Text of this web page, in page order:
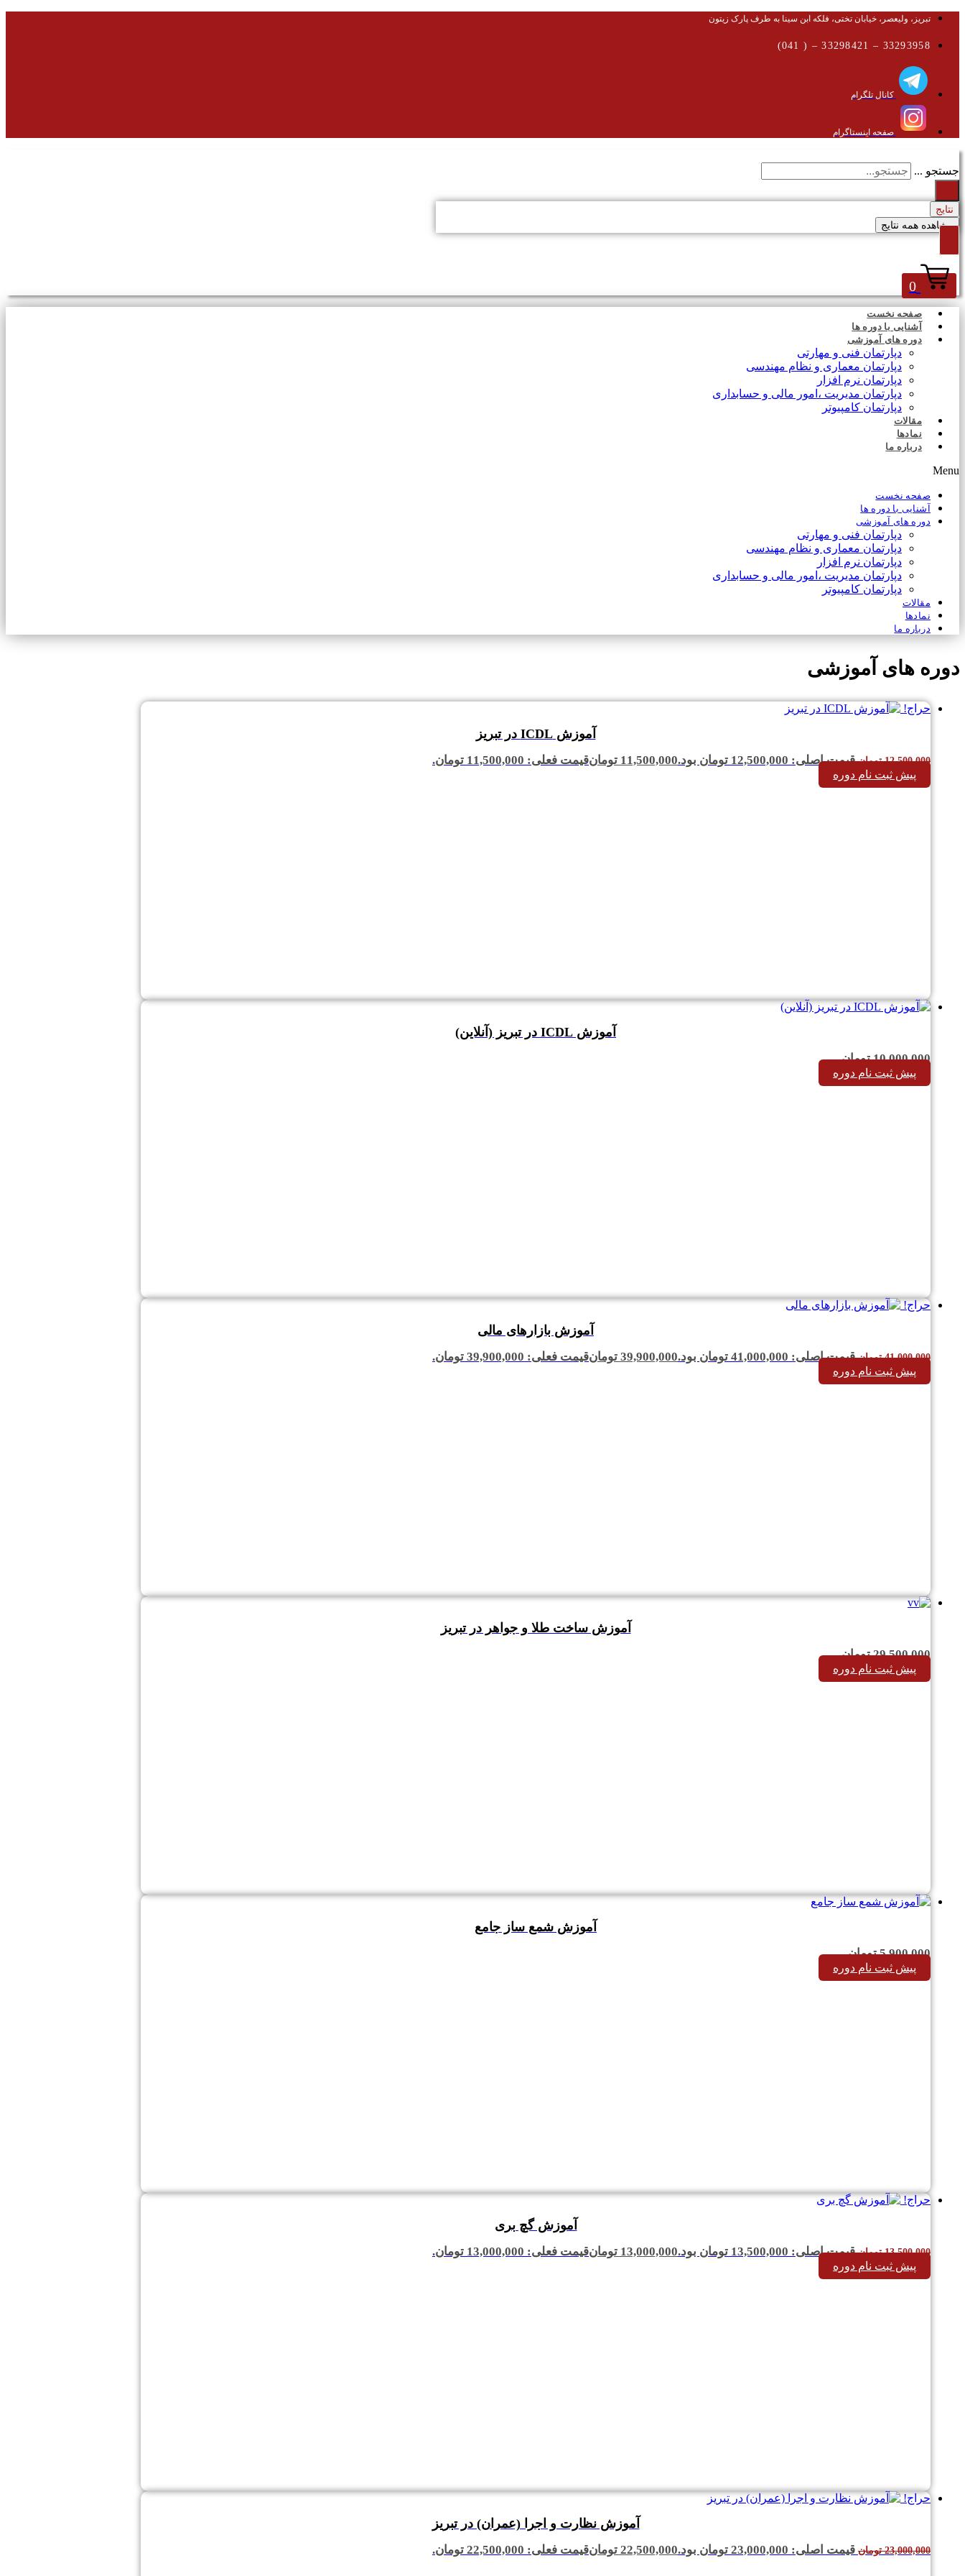
تبریز، ولیعصر، خیابان تختی، فلکه ابن سینا به طرف پارک زیتون
33293958 – 33298421 – ( 041)
کانال تلگرام
صفحه اینستاگرام
جستجو ...
نتایج
مشاهده همه نتایج
0
صفحه نخست
آشنایی با دوره ها
دوره های آموزشی
دپارتمان فنی و مهارتی
دپارتمان معماری و نظام مهندسی
دپارتمان نرم افزار
دپارتمان مدیریت ،امور مالی و حسابداری
دپارتمان کامپیوتر
مقالات
نمادها
درباره ما
Menu
صفحه نخست
آشنایی با دوره ها
دوره های آموزشی
دپارتمان فنی و مهارتی
دپارتمان معماری و نظام مهندسی
دپارتمان نرم افزار
دپارتمان مدیریت ،امور مالی و حسابداری
دپارتمان کامپیوتر
مقالات
نمادها
درباره ما
دوره های آموزشی
حراج!
آموزش ICDL در تبریز
12,500,000 تومان قیمت اصلی: 12,500,000 تومان بود. 11,500,000 تومانقیمت فعلی: 11,500,000 تومان.
پیش ثبت نام دوره
آموزش ICDL در تبریز (آنلاین)
10,000,000 تومان
پیش ثبت نام دوره
حراج!
آموزش بازارهای مالی
41,000,000 تومان قیمت اصلی: 41,000,000 تومان بود. 39,900,000 تومانقیمت فعلی: 39,900,000 تومان.
پیش ثبت نام دوره
آموزش ساخت طلا و جواهر در تبریز
29,500,000 تومان
پیش ثبت نام دوره
آموزش شمع ساز جامع
5,900,000 تومان
پیش ثبت نام دوره
حراج!
آموزش گچ بری
13,500,000 تومان قیمت اصلی: 13,500,000 تومان بود. 13,000,000 تومانقیمت فعلی: 13,000,000 تومان.
پیش ثبت نام دوره
حراج!
آموزش نظارت و اجرا (عمران) در تبریز
23,000,000 تومان قیمت اصلی: 23,000,000 تومان بود. 22,500,000 تومانقیمت فعلی: 22,500,000 تومان.